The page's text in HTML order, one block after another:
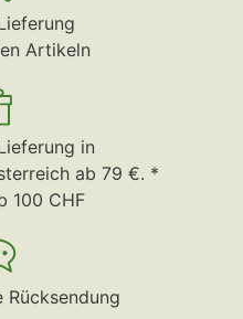
Artikeln
in
ab 79 €. *
100 CHF